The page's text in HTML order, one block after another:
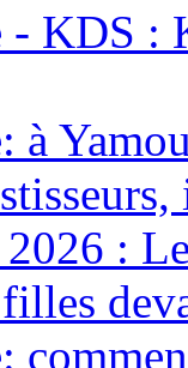
KDS :
à
: